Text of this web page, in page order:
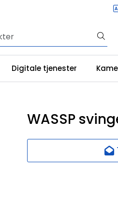
Digitale tjenester
WASSP